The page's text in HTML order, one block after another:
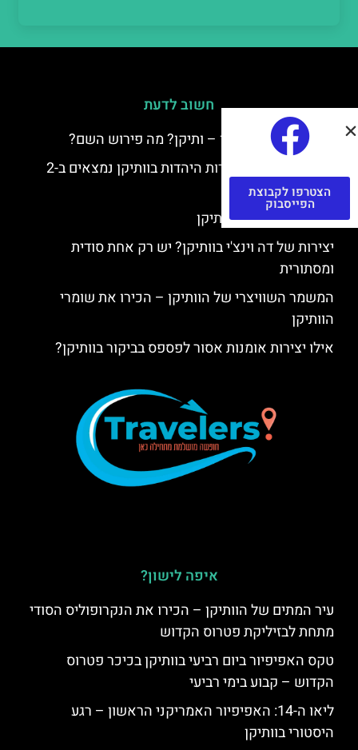
חשוב לדעת
למה קוראים לוותיקן – ותיקן? מה פירוש השם?
כתב יד ותיקן – אוצרות היהדות בוותיקן נמצאים ב-2
כתבי יד עתיקים
יצירות של רפאל בוותיקן
יצירות של דה וינצ'י בוותיקן? יש רק אחת סודית
ומסתורית
המשמר השוויצרי של הוותיקן – הכירו את שומרי
הוותיקן
אילו יצירות אומנות אסור לפספס בביקור בוותיקן?
איפה לישון?
עיר המתים של הוותיקן – הכירו את הנקרופוליס הסודי
מתחת לבזיליקת פטרוס הקדוש
טקס האפיפיור ביום רביעי בוותיקן בכיכר פטרוס
הקדוש – קבוע בימי רביעי
ליאו ה-14: האפיפיור האמריקני הראשון – רגע
היסטורי בוותיקן
הצטרפו לקבוצת
הפייסבוק